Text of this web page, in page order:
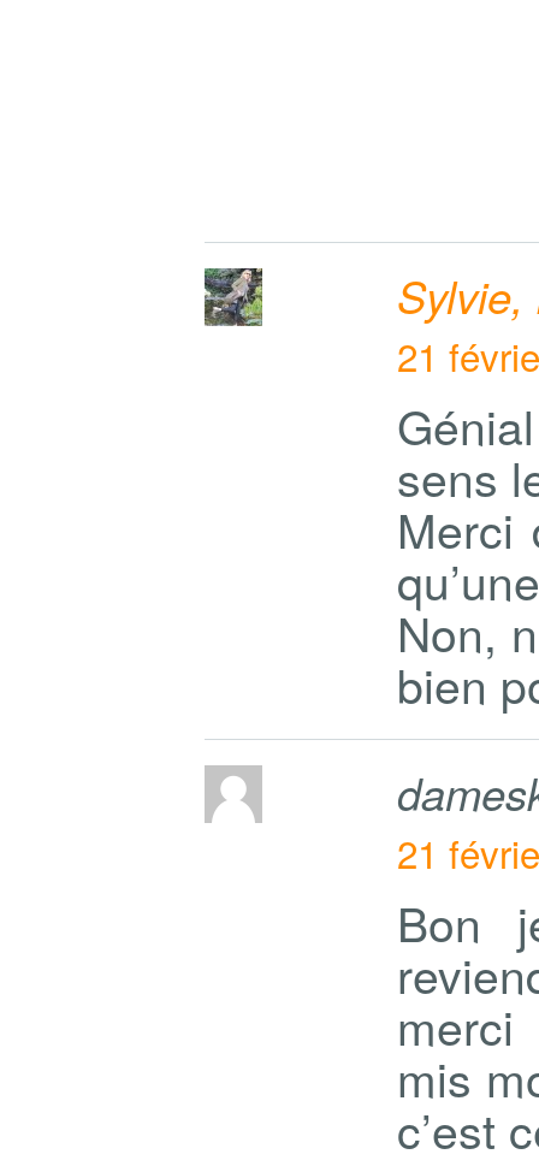
21
sens
Merci
Non,
bien
21
Bon
merci
mis
c’est